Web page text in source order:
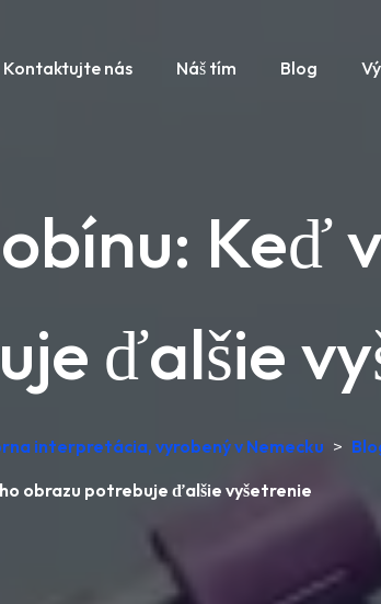
Kontaktujte nás Náš tím Blog
Keď
ďalšie
interpretácia, vyrobený v Nemecku >
obrazu potrebuje ďalšie vyšetrenie